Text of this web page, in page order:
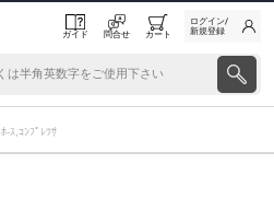
ガイド 問合せ カート
ログイン/
新規登録
ﾎ-ｽ,ｺﾝﾌﾟﾚﾂｻ